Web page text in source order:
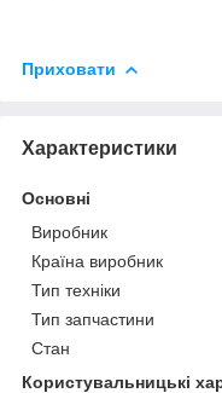
Приховати
Характеристики
Основні
Виробник
Країна виробник
Тип техніки
Тип запчастини
Стан
Користувальницькі